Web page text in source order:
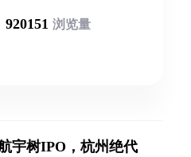
920151 浏览量
宇树IPO，杭州绝代